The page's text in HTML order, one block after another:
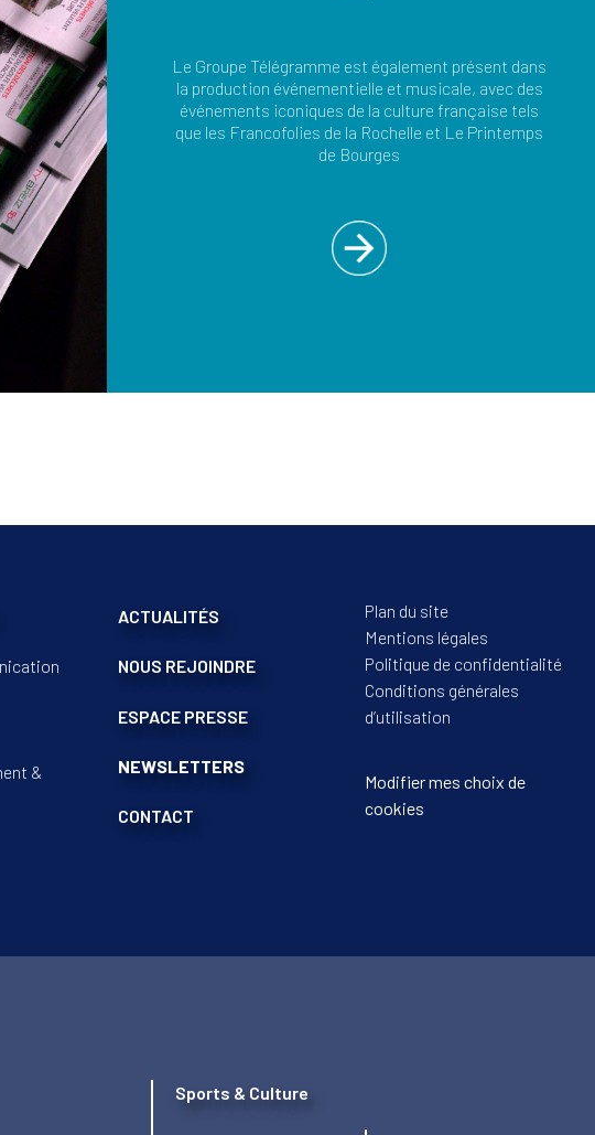
Le Groupe Télégramme est également présent dans
la production événementielle et musicale, avec des
événements iconiques de la culture française tels
que les Francofolies de la Rochelle et Le Printemps
de Bourges
&
ACTUALITÉS
NOUS REJOINDRE
ESPACE PRESSE
NEWSLETTERS
CONTACT
Plan du site
Mentions légales
Politique de confidentialité
Conditions générales
d’utilisation
Modifier mes choix de
cookies
Sports & Culture